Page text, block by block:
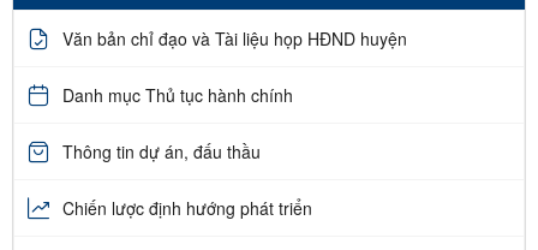
Văn bản chỉ đạo và Tài liệu họp HĐND huyện
Danh mục Thủ tục hành chính
Thông tin dự án, đấu thầu
Chiến lược định hướng phát triển